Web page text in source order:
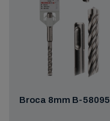
Broca 8mm B-58095